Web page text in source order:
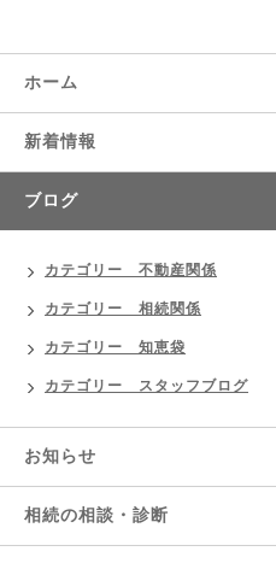
ホーム
新着情報
ブログ
カテゴリー 不動産関係
カテゴリー 相続関係
カテゴリー 知恵袋
カテゴリー スタッフブログ
お知らせ
相続の相談・診断